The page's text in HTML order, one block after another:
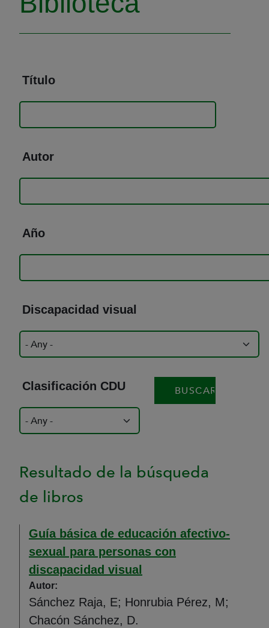
Título
Autor
Año
Discapacidad visual
Clasificación CDU
Resultado de la búsqueda
de libros
Guía básica de educación afectivo-
sexual para personas con
discapacidad visual
Autor:
Sánchez Raja, E; Honrubia Pérez, M;
Chacón Sánchez, D.